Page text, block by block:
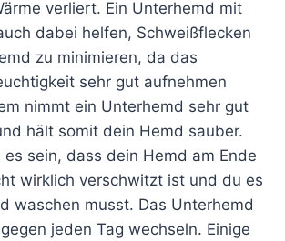
können
auf
der
Produktseite
gewählt
werden
verliert. Ein Unterhemd mit
dabei helfen, Schweißflecken
zu minimieren, da das
sehr gut aufnehmen
nimmt ein Unterhemd sehr gut
hält somit dein Hemd sauber.
es sein, dass dein Hemd am Ende
wirklich verschwitzt ist und du es
waschen musst. Das Unterhemd
jeden Tag wechseln. Einige